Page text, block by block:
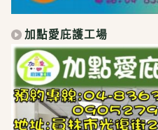
加點愛庇護工場